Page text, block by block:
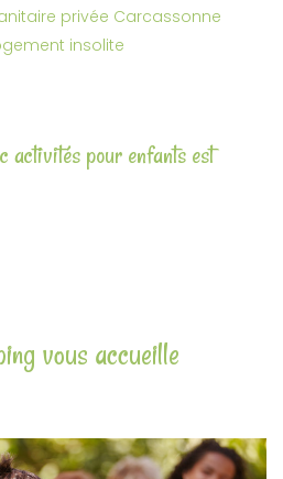
privée Carcassonne
insolite
activités pour enfants est
vous accueille